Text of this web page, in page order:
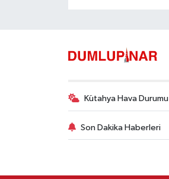
Kütahya Hava Durumu
Son Dakika Haberleri